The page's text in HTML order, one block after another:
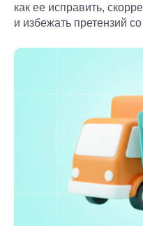
как ее исправить,
и избежать претензий